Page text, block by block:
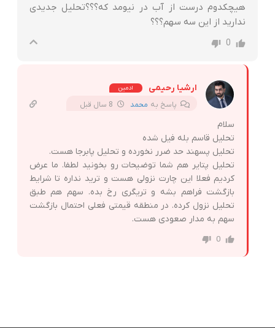
هیچکدوم درست از آب در نیومد که؟؟؟تحلیل جدیدی
ندارید از این سه سهم؟؟؟
0
ارشیا رحیمی ادمین
پاسخ به محمد
سلام
تحلیل قاسم بله فیل شده
تحلیل پسهند حد ضرر نخورده و تحلیل پابرجا هست.
تحلیل پتایر هم شما توضیحات رو بخونید لطفا. ما عرض
کردیم فعلا این چارت نزولی هست و ترید نداره تا شرایط
بازگشت فراهم بشه و تریگری رخ بده. سهم هم طبق
تحلیل نزول کرده. در منطقه قیمتی فعلی احتمال بازگشت
سهم به مدار صعودی هست.
0